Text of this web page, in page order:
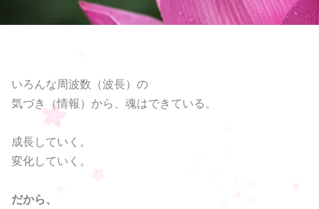
いろんな周波数（波長）の
気づき（情報）から、魂はできている。
成長していく。
変化していく。
だから、